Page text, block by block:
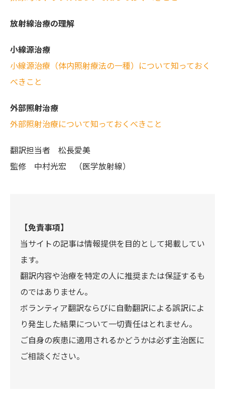
放射線治療の理解
小線源治療
小線源治療（体内照射療法の一種）について知っておく
べきこと
外部照射治療
外部照射治療について知っておくべきこと
翻訳担当者 松長愛美
監修 中村光宏 （医学放射線）
【免責事項】
当サイトの記事は情報提供を目的として掲載してい
ます。
翻訳内容や治療を特定の人に推奨または保証するも
のではありません。
ボランティア翻訳ならびに自動翻訳による誤訳によ
り発生した結果について一切責任はとれません。
ご自身の疾患に適用されるかどうかは必ず主治医に
ご相談ください。